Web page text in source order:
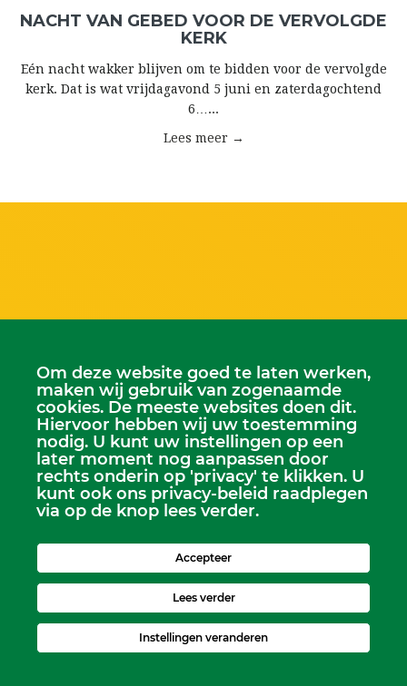
NACHT VAN GEBED VOOR DE VERVOLGDE
KERK
Eén nacht wakker blijven om te bidden voor de vervolgde
kerk. Dat is wat vrijdagavond 5 juni en zaterdagochtend
6…...
Lees meer →
Dhr. Leen Kruithof
scriba@kerkheerjansdam.nl
Om deze website goed te laten werken,
maken wij gebruik van zogenaamde
cookies. De meeste websites doen dit.
Hiervoor hebben wij uw toestemming
nodig. U kunt uw instellingen op een
later moment nog aanpassen door
rechts onderin op 'privacy' te klikken. U
kunt ook ons privacy-beleid raadplegen
via op de knop lees verder.
Accepteer
Lees verder
Instellingen veranderen